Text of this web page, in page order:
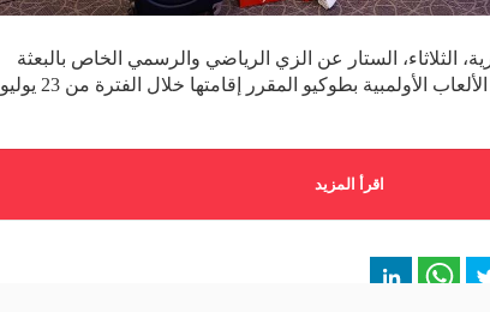
الثلاثاء، الستار عن الزي الرياضي والرسمي الخاص بالبعثة
المصرية المشاركة في دورة الألعاب الأولمبية بطوكيو المقرر إقامتها خلال الفترة من 23 يوليو
اقرأ المزيد